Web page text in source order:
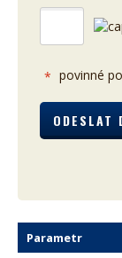
* povinné
Parametr